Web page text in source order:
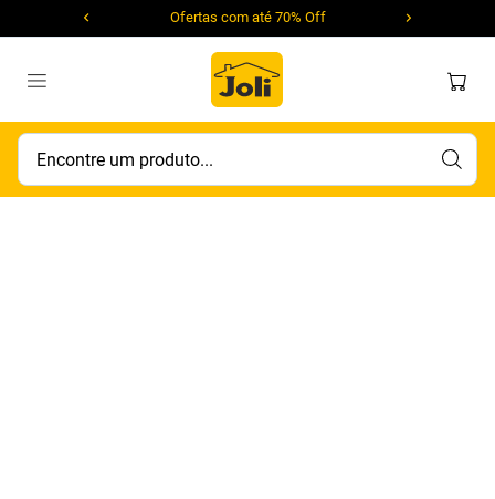
Ofertas com até 70% Off
Encontre um produto...